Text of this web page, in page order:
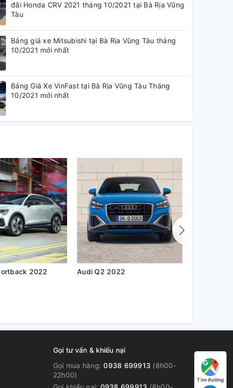
đãi Honda CRV 2021 tháng 10/2021 tại Bà Rịa Vũng
Tàu
Bảng giá xe Mitsubishi tại Bà Rịa Vũng Tàu tháng
10/2021 mới nhất
Bảng Giá Xe VinFast tại Bà Rịa Vũng Tàu Tháng
10/2021 mới nhất
Audi Q3 Sportback 2022 Audi Q2 2022
Gọi tư vấn & khiếu nại
Gọi mua hàng:0938 699913 (8h00-
22h00)
Tìm đường